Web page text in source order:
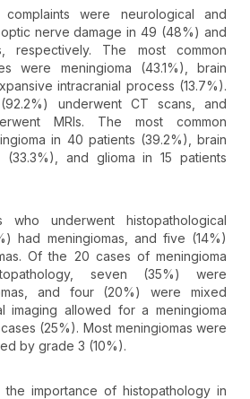
were neurological and
nerve damage in 49 (48%) and
respectively. The most common
were meningioma (43.1%), brain
intracranial process (13.7%).
underwent CT scans, and
MRIs. The most common
in 40 patients (39.2%), brain
and glioma in 15 patients
underwent histopathological
had meningiomas, and five (14%)
Of the 20 cases of meningioma
seven (35%) were
and four (20%) were mixed
imaging allowed for a meningioma
(25%). Most meningiomas were
by grade 3 (10%).
the importance of histopathology in